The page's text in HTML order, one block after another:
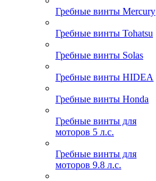
Гребные винты Mercury
Гребные винты Tohatsu
Гребные винты Solas
Гребные винты HIDEA
Гребные винты Honda
Гребные винты для
моторов 5 л.с.
Гребные винты для
моторов 9.8 л.с.